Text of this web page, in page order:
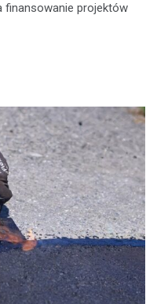
finansowanie projektów